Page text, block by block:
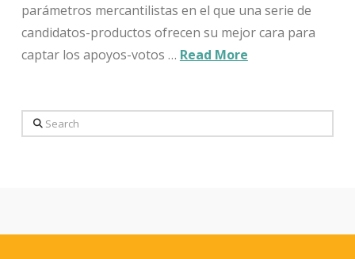
parámetros mercantilistas en el que una serie de
candidatos-productos ofrecen su mejor cara para
captar los apoyos-votos … Read More
Search